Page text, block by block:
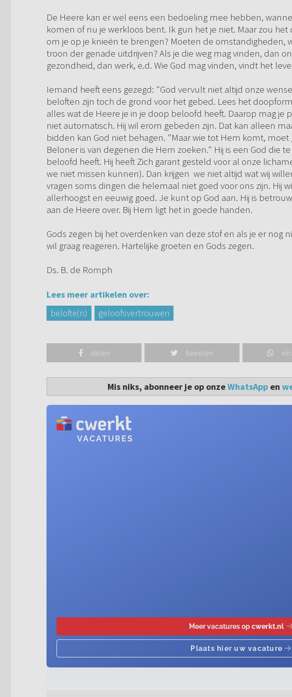
De Heere kan er wel eens een bedoeling mee hebben,
komen of nu je werkloos bent. Ik gun het je niet. Maar zou
om je op je knieën te brengen? Moeten de omstandigheden,
troon der genade uitdrijven? Als je die weg mag vinden, dan
gezondheid, dan werk, e.d. Wie God mag vinden, vindt het
Iemand heeft eens gezegd: "God vervult niet altijd onze
beloften zijn toch de grond voor het gebed. Lees het
alles wat de Heere je in je doop beloofd heeft. Daarop mag je
niet automatisch. Hij wil erom gebeden zijn. Dat kan alleen
bidden kan God niet behagen. "Maar wie tot Hem komt, moet
Beloner is van degenen die Hem zoeken." Hij is een God die
beloofd heeft. Hij heeft Zich garant gesteld voor al onze
we niet missen kunnen). Dan krijgen we niet altijd wat wij
vragen soms dingen die helemaal niet goed voor ons zijn. Hij
allerhoogst en eeuwig goed. Je kunt op God aan. Hij is
aan de Heere over. Bij Hem ligt het in goede handen.
Gods zegen bij het overdenken van deze stof en als je er nog
wil graag reageren. Hartelijke groeten en Gods zegen.
Ds. B. de Romph
Lees meer artikelen over:
belofte(n)
geloofsvertrouwen
delen tweeten
Mis niks, abonneer je op onzeWhatsAppen